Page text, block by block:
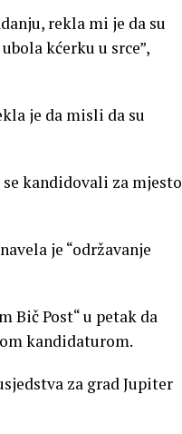
rekla mi je da su
kćerku u srce”,
je da misli da su
kandidovali za mjesto
je “održavanje
Bič Post“ u petak da
kandidaturom.
za grad Jupiter